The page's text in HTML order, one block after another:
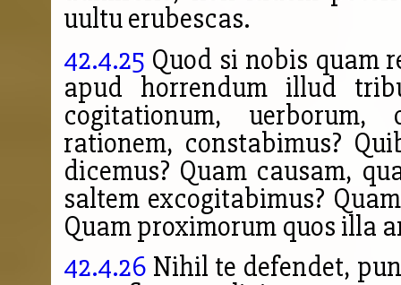
uultu erubescas.
42.4.25 Quod si nobis quam
apud horrendum illud
cogitationum, uerborum,
rationem, constabimus?
dicemus? Quam causam,
saltem excogitabimus?
Quam proximorum quos illa
42.4.26 Nihil te defendet,